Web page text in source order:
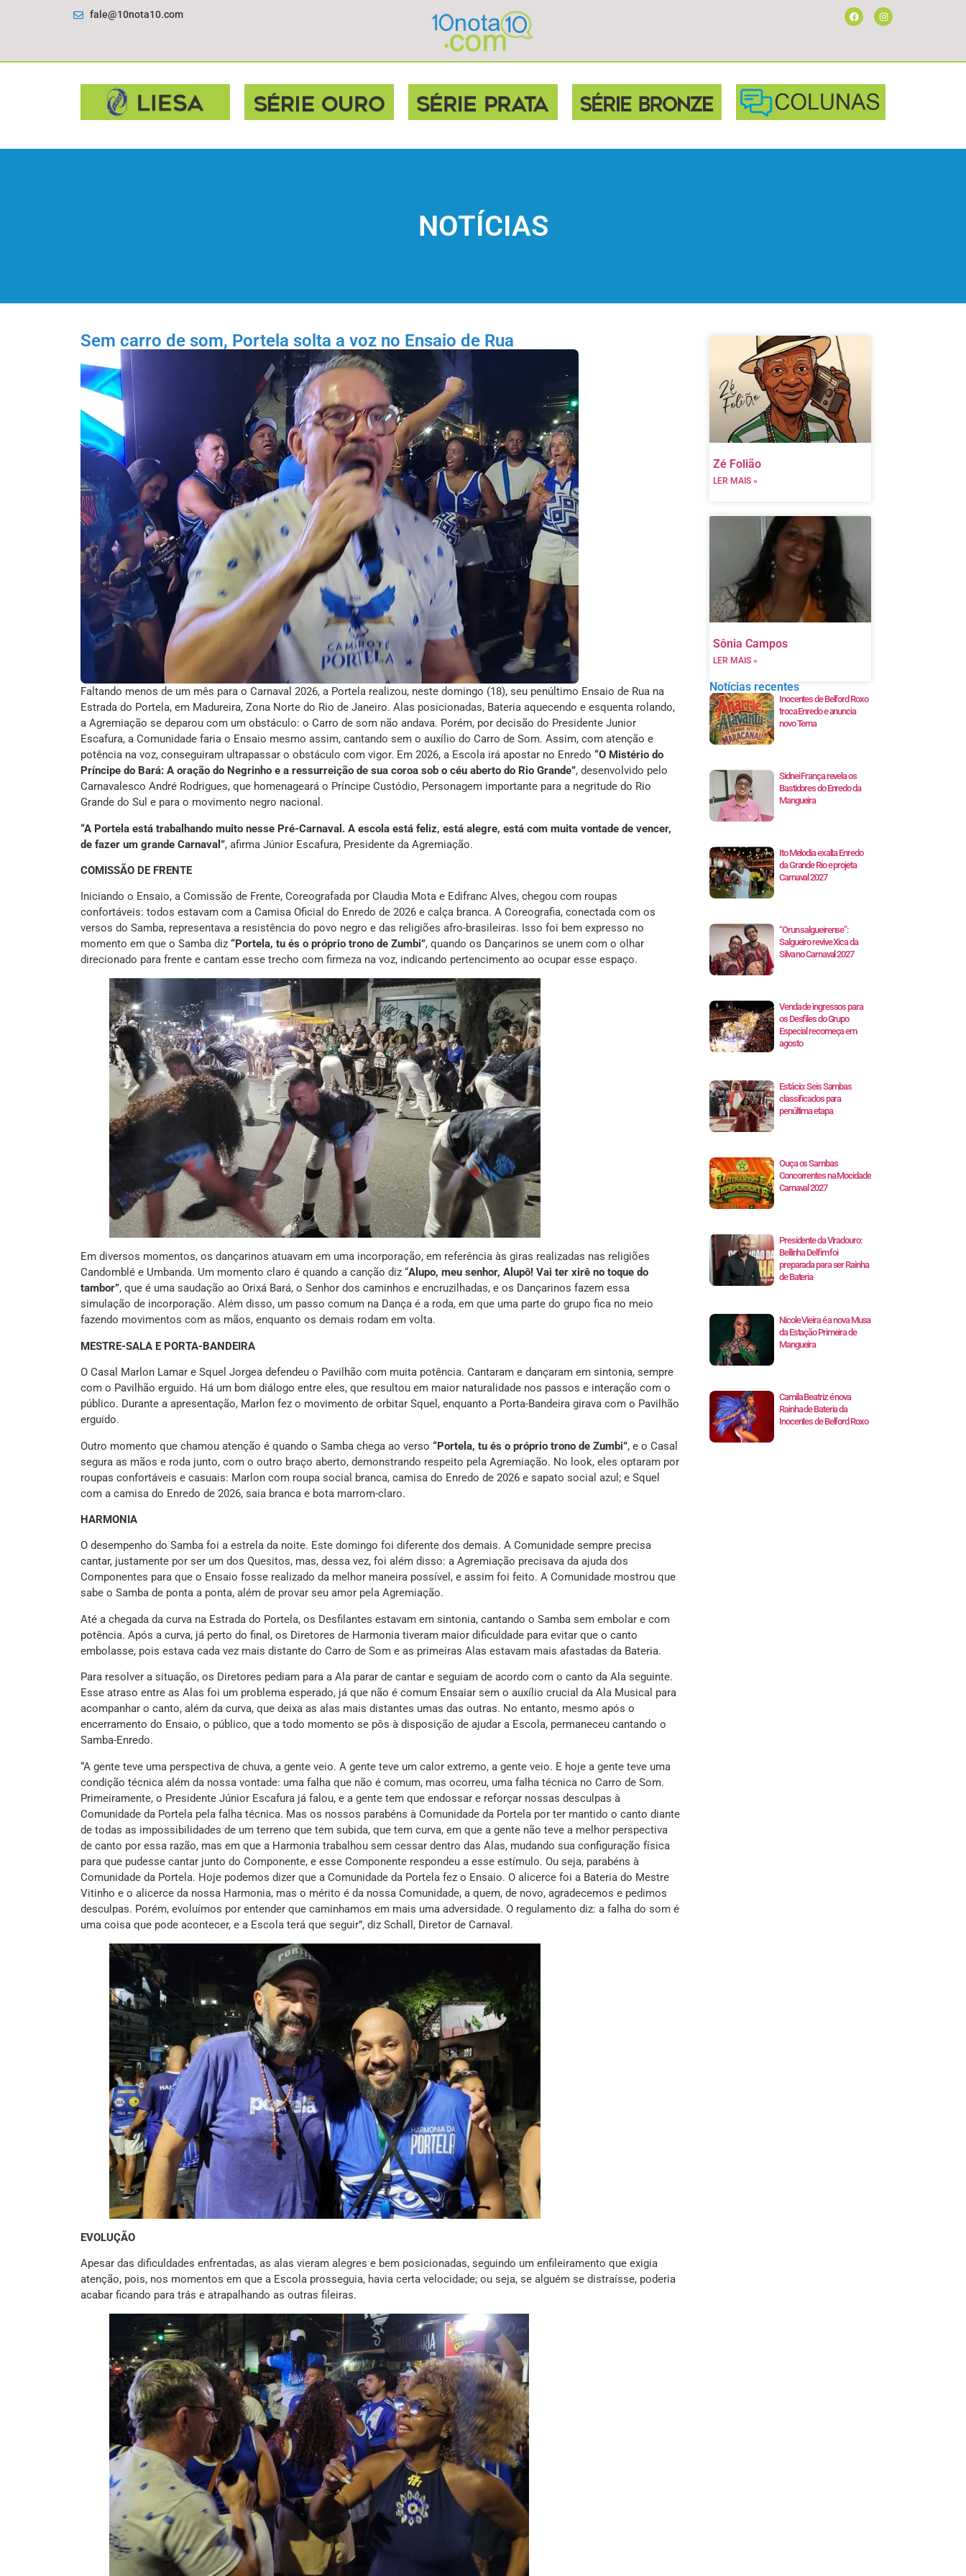
fale@10nota10.com
NOTÍCIAS
Sem carro de som, Portela solta a voz no Ensaio de Rua
Faltando menos de um mês para o Carnaval 2026, a Portela realizou, neste domingo (18), seu penúltimo Ensaio de Rua na
Estrada do Portela, em Madureira, Zona Norte do Rio de Janeiro. Alas posicionadas, Bateria aquecendo e esquenta rolando,
a Agremiação se deparou com um obstáculo: o Carro de som não andava. Porém, por decisão do Presidente Junior
Escafura, a Comunidade faria o Ensaio mesmo assim, cantando sem o auxílio do Carro de Som. Assim, com atenção e
potência na voz, conseguiram ultrapassar o obstáculo com vigor. Em 2026, a Escola irá apostar no Enredo “O Mistério do
Príncipe do Bará: A oração do Negrinho e a ressurreição de sua coroa sob o céu aberto do Rio Grande”, desenvolvido pelo
Carnavalesco André Rodrigues, que homenageará o Príncipe Custódio, Personagem importante para a negritude do Rio
Grande do Sul e para o movimento negro nacional.
“A Portela está trabalhando muito nesse Pré-Carnaval. A escola está feliz, está alegre, está com muita vontade de vencer,
de fazer um grande Carnaval”, afirma Júnior Escafura, Presidente da Agremiação.
COMISSÃO DE FRENTE
Iniciando o Ensaio, a Comissão de Frente, Coreografada por Claudia Mota e Edifranc Alves, chegou com roupas
confortáveis: todos estavam com a Camisa Oficial do Enredo de 2026 e calça branca. A Coreografia, conectada com os
versos do Samba, representava a resistência do povo negro e das religiões afro-brasileiras. Isso foi bem expresso no
momento em que o Samba diz “Portela, tu és o próprio trono de Zumbi”, quando os Dançarinos se unem com o olhar
direcionado para frente e cantam esse trecho com firmeza na voz, indicando pertencimento ao ocupar esse espaço.
Em diversos momentos, os dançarinos atuavam em uma incorporação, em referência às giras realizadas nas religiões
Candomblé e Umbanda. Um momento claro é quando a canção diz “Alupo, meu senhor, Alupô! Vai ter xirê no toque do
tambor”, que é uma saudação ao Orixá Bará, o Senhor dos caminhos e encruzilhadas, e os Dançarinos fazem essa
simulação de incorporação. Além disso, um passo comum na Dança é a roda, em que uma parte do grupo fica no meio
fazendo movimentos com as mãos, enquanto os demais rodam em volta.
MESTRE-SALA E PORTA-BANDEIRA
O Casal Marlon Lamar e Squel Jorgea defendeu o Pavilhão com muita potência. Cantaram e dançaram em sintonia, sempre
com o Pavilhão erguido. Há um bom diálogo entre eles, que resultou em maior naturalidade nos passos e interação com o
público. Durante a apresentação, Marlon fez o movimento de orbitar Squel, enquanto a Porta-Bandeira girava com o Pavilhão
erguido.
Outro momento que chamou atenção é quando o Samba chega ao verso “Portela, tu és o próprio trono de Zumbi”, e o Casal
segura as mãos e roda junto, com o outro braço aberto, demonstrando respeito pela Agremiação. No look, eles optaram por
roupas confortáveis e casuais: Marlon com roupa social branca, camisa do Enredo de 2026 e sapato social azul; e Squel
com a camisa do Enredo de 2026, saia branca e bota marrom-claro.
HARMONIA
O desempenho do Samba foi a estrela da noite. Este domingo foi diferente dos demais. A Comunidade sempre precisa
cantar, justamente por ser um dos Quesitos, mas, dessa vez, foi além disso: a Agremiação precisava da ajuda dos
Componentes para que o Ensaio fosse realizado da melhor maneira possível, e assim foi feito. A Comunidade mostrou que
sabe o Samba de ponta a ponta, além de provar seu amor pela Agremiação.
Até a chegada da curva na Estrada do Portela, os Desfilantes estavam em sintonia, cantando o Samba sem embolar e com
potência. Após a curva, já perto do final, os Diretores de Harmonia tiveram maior dificuldade para evitar que o canto
embolasse, pois estava cada vez mais distante do Carro de Som e as primeiras Alas estavam mais afastadas da Bateria.
Para resolver a situação, os Diretores pediam para a Ala parar de cantar e seguiam de acordo com o canto da Ala seguinte.
Esse atraso entre as Alas foi um problema esperado, já que não é comum Ensaiar sem o auxílio crucial da Ala Musical para
acompanhar o canto, além da curva, que deixa as alas mais distantes umas das outras. No entanto, mesmo após o
encerramento do Ensaio, o público, que a todo momento se pôs à disposição de ajudar a Escola, permaneceu cantando o
Samba-Enredo.
“A gente teve uma perspectiva de chuva, a gente veio. A gente teve um calor extremo, a gente veio. E hoje a gente teve uma
condição técnica além da nossa vontade: uma falha que não é comum, mas ocorreu, uma falha técnica no Carro de Som.
Primeiramente, o Presidente Júnior Escafura já falou, e a gente tem que endossar e reforçar nossas desculpas à
Comunidade da Portela pela falha técnica. Mas os nossos parabéns à Comunidade da Portela por ter mantido o canto diante
de todas as impossibilidades de um terreno que tem subida, que tem curva, em que a gente não teve a melhor perspectiva
de canto por essa razão, mas em que a Harmonia trabalhou sem cessar dentro das Alas, mudando sua configuração física
para que pudesse cantar junto do Componente, e esse Componente respondeu a esse estímulo. Ou seja, parabéns à
Comunidade da Portela. Hoje podemos dizer que a Comunidade da Portela fez o Ensaio. O alicerce foi a Bateria do Mestre
Vitinho e o alicerce da nossa Harmonia, mas o mérito é da nossa Comunidade, a quem, de novo, agradecemos e pedimos
desculpas. Porém, evoluímos por entender que caminhamos em mais uma adversidade. O regulamento diz: a falha do som é
uma coisa que pode acontecer, e a Escola terá que seguir”, diz Schall, Diretor de Carnaval.
EVOLUÇÃO
Apesar das dificuldades enfrentadas, as alas vieram alegres e bem posicionadas, seguindo um enfileiramento que exigia
atenção, pois, nos momentos em que a Escola prosseguia, havia certa velocidade; ou seja, se alguém se distraísse, poderia
acabar ficando para trás e atrapalhando as outras fileiras.
Zé Folião
LER MAIS »
Sônia Campos
LER MAIS »
Notícias recentes
Inocentes de Belford Roxo
troca Enredo e anuncia
novo Tema
Sidnei França revela os
Bastidores do Enredo da
Mangueira
Ito Melodia exalta Enredo
da Grande Rio e projeta
Carnaval 2027
“Orun salgueirense”:
Salgueiro revive Xica da
Silva no Carnaval 2027
Venda de ingressos para
os Desfiles do Grupo
Especial recomeça em
agosto
Estácio: Seis Sambas
classificados para
penúltima etapa
Ouça os Sambas
Concorrentes na Mocidade
Carnaval 2027
Presidente da Viradouro:
Bellinha Delfim foi
preparada para ser Rainha
de Bateria
Nicole Vieira é a nova Musa
da Estação Primeira de
Mangueira
Camila Beatriz é nova
Rainha de Bateria da
Inocentes de Belford Roxo